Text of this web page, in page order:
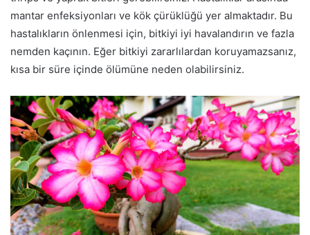
mantar enfeksiyonları ve kök çürüklüğü yer almaktadır. Bu
hastalıkların önlenmesi için, bitkiyi iyi havalandırın ve fazla
nemden kaçının. Eğer bitkiyi zararlılardan koruyamazsanız,
kısa bir süre içinde ölümüne neden olabilirsiniz.